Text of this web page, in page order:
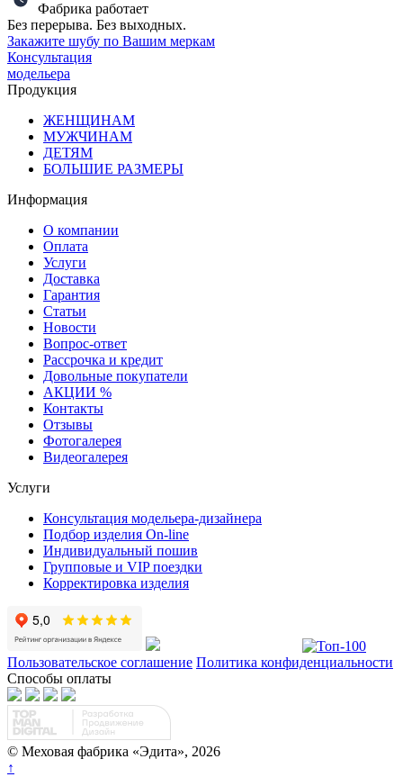
Фабрика работает
Без перерыва. Без выходных.
Закажите шубу по Вашим меркам
Консультация
модельера
Продукция
ЖЕНЩИНАМ
МУЖЧИНАМ
ДЕТЯМ
БОЛЬШИЕ РАЗМЕРЫ
Информация
О компании
Оплата
Услуги
Доставка
Гарантия
Статьи
Новости
Вопрос-ответ
Рассрочка и кредит
Довольные покупатели
АКЦИИ %
Контакты
Отзывы
Фотогалерея
Видеогалерея
Услуги
Консультация модельера-дизайнера
Подбор изделия On-line
Индивидуальный пошив
Групповые и VIP поездки
Корректировка изделия
Пользовательское соглашение Политика конфиденциальности
Способы оплаты
© Меховая фабрика «Эдита», 2026
↑